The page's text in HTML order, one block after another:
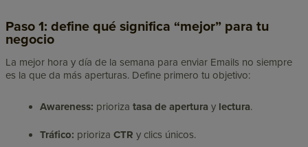
Paso 1: define qué significa “mejor” para tu
negocio
La mejor hora y día de la semana para enviar Emails no siempre
es la que da más aperturas. Define primero tu objetivo:
Awareness: priorizatasa de apertura y lectura.
Tráfico: priorizaCTR y clics únicos.